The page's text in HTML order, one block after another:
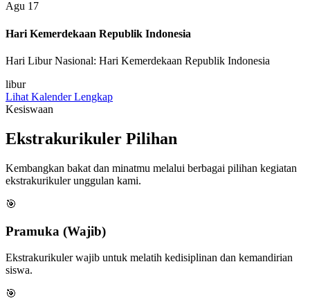
Agu 17
Hari Kemerdekaan Republik Indonesia
Hari Libur Nasional: Hari Kemerdekaan Republik Indonesia
libur
Lihat Kalender Lengkap
Kesiswaan
Ekstrakurikuler Pilihan
Kembangkan bakat dan minatmu melalui berbagai pilihan kegiatan
ekstrakurikuler unggulan kami.
🎯
Pramuka (Wajib)
Ekstrakurikuler wajib untuk melatih kedisiplinan dan kemandirian
siswa.
🎯